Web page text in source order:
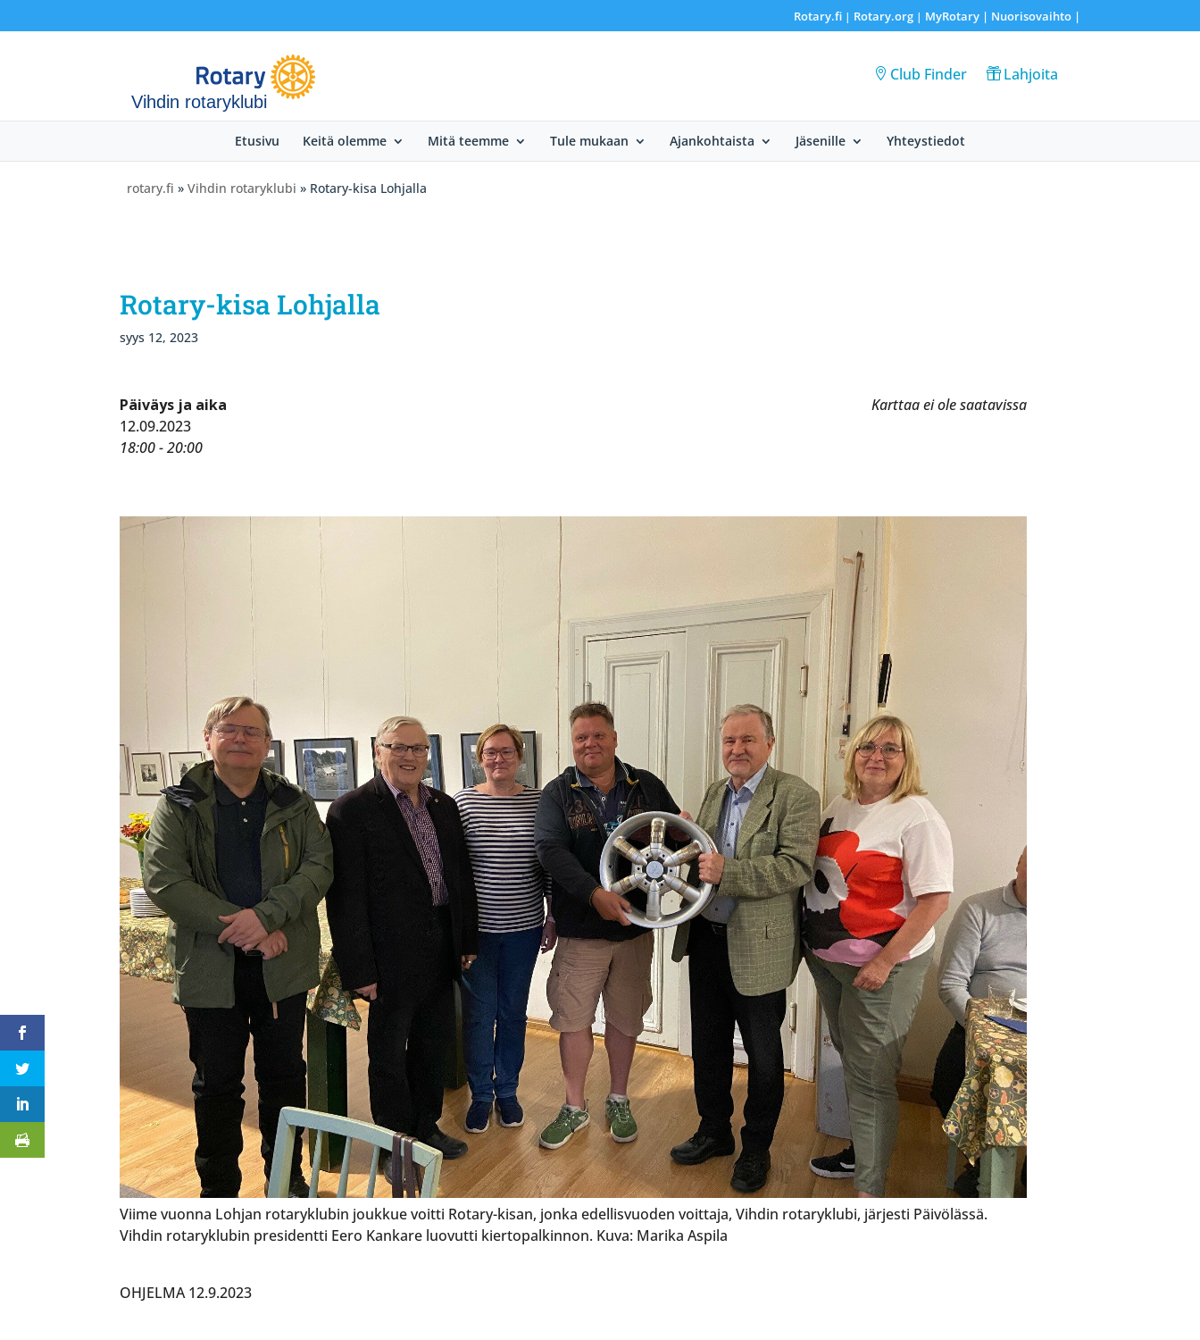
Rotary.fi| Rotary.org| MyRotary | Nuorisovaihto|
Vihdin rotaryklubi
Club Finder Lahjoita
Etusivu Keitä olemme Mitä teemme Tule mukaan Ajankohtaista Jäsenille Yhteystiedot
rotary.fi » Vihdin rotaryklubi » Rotary-kisa Lohjalla
Rotary-kisa Lohjalla
syys 12, 2023
Karttaa ei ole saatavissa
Päiväys ja aika
12.09.2023
18:00 - 20:00
Viime vuonna Lohjan rotaryklubin joukkue voitti Rotary-kisan, jonka edellisvuoden voittaja, Vihdin rotaryklubi, järjesti Päivölässä.
Vihdin rotaryklubin presidentti Eero Kankare luovutti kiertopalkinnon. Kuva: Marika Aspila
OHJELMA 12.9.2023